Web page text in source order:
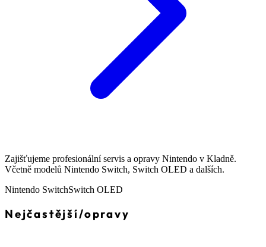
Zajišťujeme profesionální servis a opravy Nintendo v Kladně.
Včetně modelů Nintendo Switch, Switch OLED a dalších.
Nintendo SwitchSwitch OLED
Nejčastější/opravy